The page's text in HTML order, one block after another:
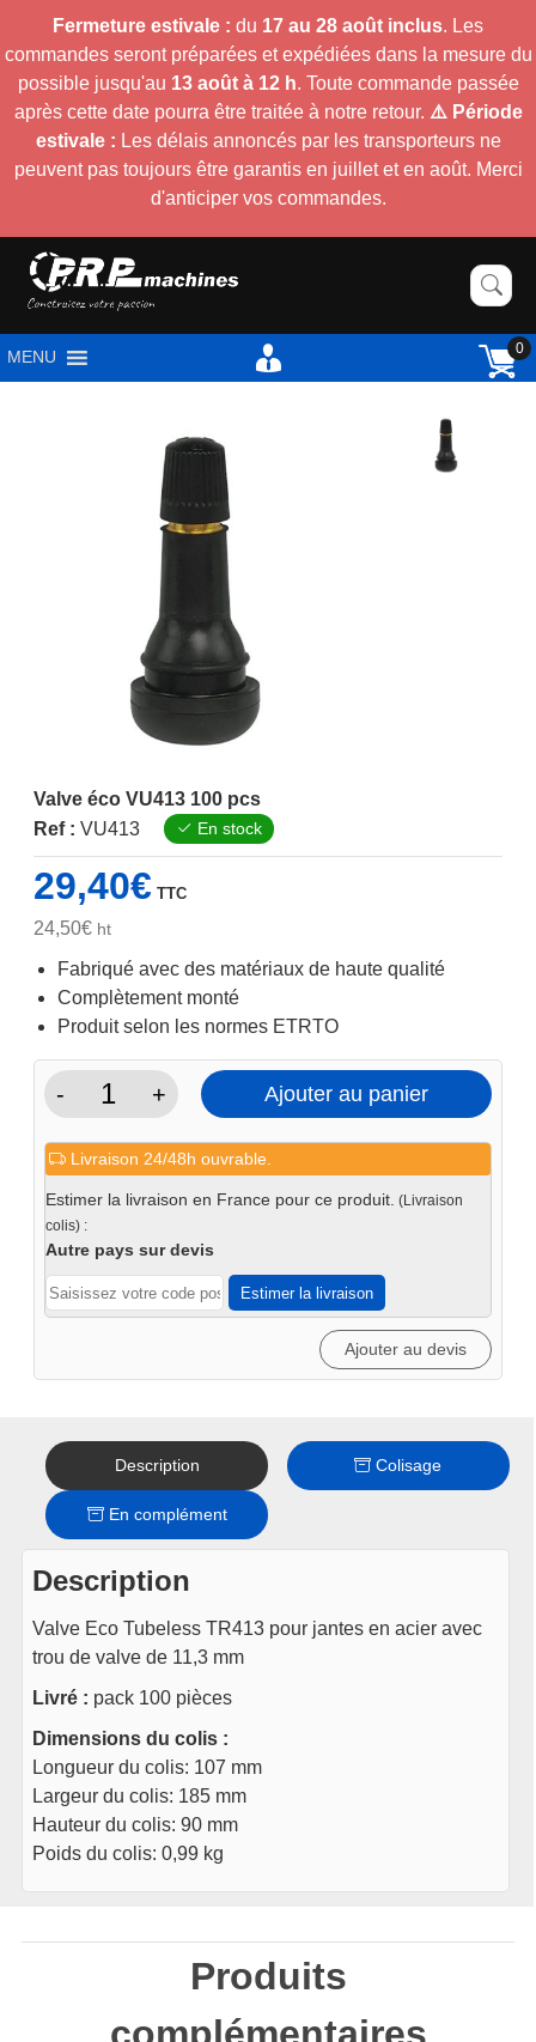
Fermeture estivale : du 17 au 28 août inclus. Les
commandes seront préparées et expédiées dans la mesure du
possible jusqu'au 13 août à 12 h. Toute commande passée
après cette date pourra être traitée à notre retour. ⚠️ Période
estivale : Les délais annoncés par les transporteurs ne
peuvent pas toujours être garantis en juillet et en août. Merci
d'anticiper vos commandes.
MENU 0
Valve éco VU413 100 pcs
Ref : VU413 En stock
29,40€ TTC
24,50€ht
Fabriqué avec des matériaux de haute qualité
Complètement monté
Produit selon les normes ETRTO
-
quantité
Valve
éco
100
pcs
+ Ajouter au panier
Livraison 24/48h ouvrable.
Estimer la livraison en France pour ce produit. (Livraison
colis) :
Autre pays sur devis
Estimer la livraison
Ajouter au devis
Description Colisage
En complément
Description
Valve Eco Tubeless TR413 pour jantes en acier avec
trou de valve de 11,3 mm
Livré : pack 100 pièces
Dimensions du colis :
Longueur du colis: 107 mm
Largeur du colis: 185 mm
Hauteur du colis: 90 mm
Poids du colis: 0,99 kg
Produits